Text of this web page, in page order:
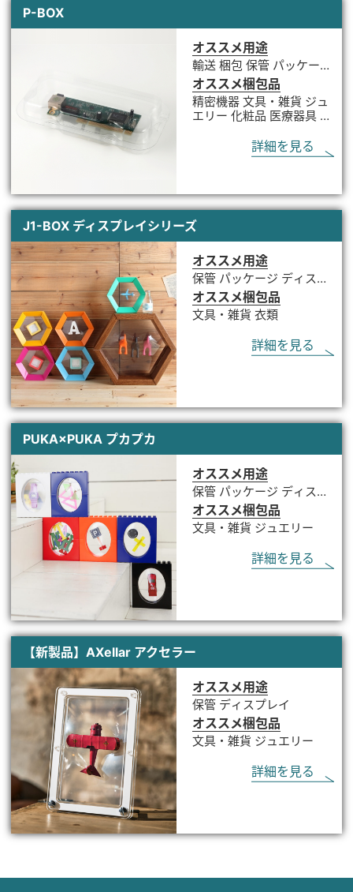
P-BOX
オススメ用途
輸送 梱包 保管 パッケージ
ディスプレイ
オススメ梱包品
精密機器 文具・雑貨 ジュ
エリー 化粧品 医療器具 部
詳細を見る
J1-BOX ディスプレイシリーズ
オススメ用途
保管 パッケージ ディスプ
レイ
オススメ梱包品
文具・雑貨 衣類
詳細を見る
PUKA×PUKA プカプカ
オススメ用途
保管 パッケージ ディスプ
レイ ノベルティ
オススメ梱包品
文具・雑貨 ジュエリー
詳細を見る
【新製品】AXellar アクセラー
オススメ用途
保管 ディスプレイ
オススメ梱包品
文具・雑貨 ジュエリー
詳細を見る